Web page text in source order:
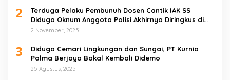
2
Terduga Pelaku Pembunuh Dosen Cantik IAK SS
Diduga Oknum Anggota Polisi Akhirnya Diringkus di
Tebo Tengah
2 November, 2025
3
Diduga Cemari Lingkungan dan Sungai, PT Kurnia
Palma Berjaya Bakal Kembali Didemo
25 Agustus, 2025